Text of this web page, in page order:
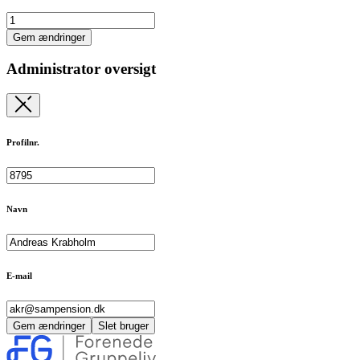
Gem ændringer
Administrator oversigt
Profilnr.
Navn
E-mail
Gem ændringer Slet bruger